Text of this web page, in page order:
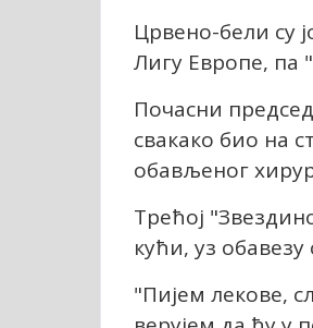
Црвено-бели су
Лигу Европе, па
Почасни
свакако био на
обављеног
Трећој
кући, уз
"Пијем лекове,